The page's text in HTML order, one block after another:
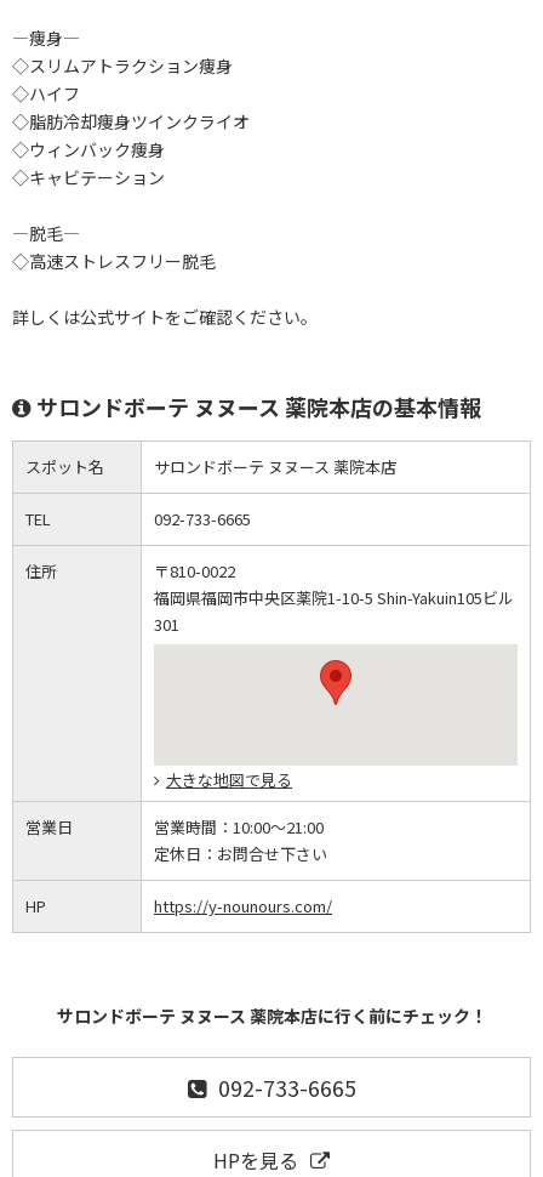
―痩身―
◇スリムアトラクション痩身
◇ハイフ
◇脂肪冷却痩身ツインクライオ
◇ウィンバック痩身
◇キャビテーション
―脱毛―
◇高速ストレスフリー脱毛
詳しくは公式サイトをご確認ください。
サロンドボーテ ヌヌース 薬院本店の基本情報
スポット名 サロンドボーテ ヌヌース 薬院本店
TEL 092-733-6665
住所
〒810-0022
福岡県福岡市中央区薬院1-10-5 Shin-Yakuin105ビル
301
大きな地図で見る
営業日 営業時間： 10:00～21:00
定休日： お問合せ下さい
HP https://y-nounours.com/
サロンドボーテ ヌヌース 薬院本店に行く前にチェック！
092-733-6665
HPを見る